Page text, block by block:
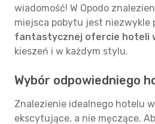
wiadomość! W Opodo
miejsca pobytu jest niezwykle
fantastycznej ofercie hoteli
kieszeń i w każdym stylu.
Wybór odpowiedniego
Znalezienie idealnego hotelu
ekscytujące, a nie męczące.